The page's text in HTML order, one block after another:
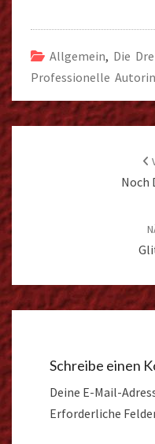
Allgemein, Die
Professionelle Autorin
Beitragsnavigation
Noch
Schreibe einen
Deine E-Mail-
Erforderliche